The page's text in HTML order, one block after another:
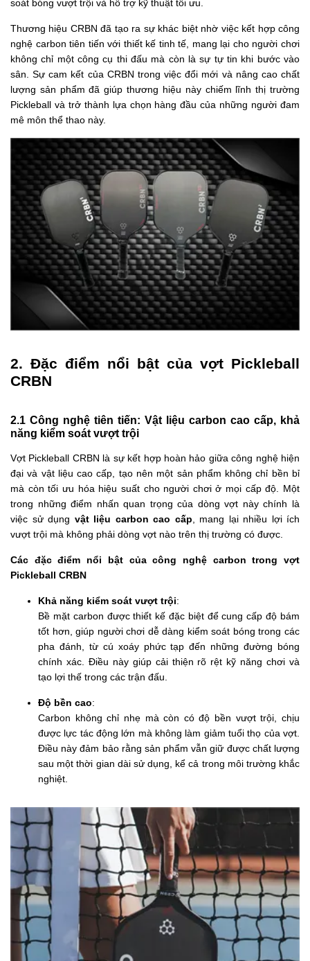
soát bóng vượt trội và hỗ trợ kỹ thuật tối ưu.
Thương hiệu CRBN đã tạo ra sự khác biệt nhờ việc kết hợp công
nghệ carbon tiên tiến với thiết kế tinh tế, mang lại cho người chơi
không chỉ một công cụ thi đấu mà còn là sự tự tin khi bước vào
sân. Sự cam kết của CRBN trong việc đổi mới và nâng cao chất
lượng sản phẩm đã giúp thương hiệu này chiếm lĩnh thị trường
Pickleball và trở thành lựa chọn hàng đầu của những người đam
mê môn thể thao này.
2. Đặc điểm nổi bật của vợt Pickleball
CRBN
2.1 Công nghệ tiên tiến: Vật liệu carbon cao cấp, khả
năng kiểm soát vượt trội
Vợt Pickleball CRBN là sự kết hợp hoàn hảo giữa công nghệ hiện
đại và vật liệu cao cấp, tạo nên một sản phẩm không chỉ bền bỉ
mà còn tối ưu hóa hiệu suất cho người chơi ở mọi cấp độ. Một
trong những điểm nhấn quan trọng của dòng vợt này chính là
việc sử dụng vật liệu carbon cao cấp, mang lại nhiều lợi ích
vượt trội mà không phải dòng vợt nào trên thị trường có được.
Các đặc điểm nổi bật của công nghệ carbon trong vợt
Pickleball CRBN
Khả năng kiểm soát vượt trội:
Bề mặt carbon được thiết kế đặc biệt để cung cấp độ bám
tốt hơn, giúp người chơi dễ dàng kiểm soát bóng trong các
pha đánh, từ cú xoáy phức tạp đến những đường bóng
chính xác. Điều này giúp cải thiện rõ rệt kỹ năng chơi và
tạo lợi thế trong các trận đấu.
Độ bền cao:
Carbon không chỉ nhẹ mà còn có độ bền vượt trội, chịu
được lực tác động lớn mà không làm giảm tuổi thọ của vợt.
Điều này đảm bảo rằng sản phẩm vẫn giữ được chất lượng
sau một thời gian dài sử dụng, kể cả trong môi trường khắc
nghiệt.